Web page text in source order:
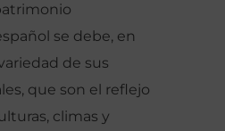
se debe, en
de sus
que son el reflejo
climas y